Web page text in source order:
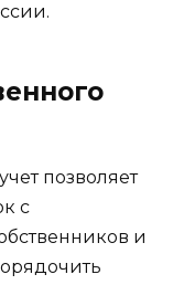
позволяет
с
и